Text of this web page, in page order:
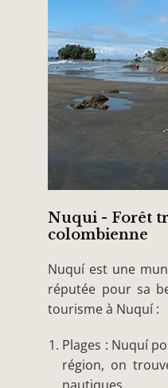
Nuqui - Forêt
colombienne
Nuquí est une
réputée pour sa
tourisme à Nuquí :
Plages : Nuquí
région, on